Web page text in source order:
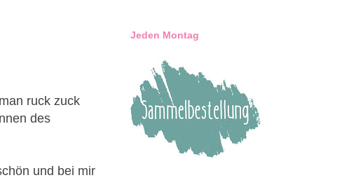
ruck zuck
des
und bei mir
Jeden Montag